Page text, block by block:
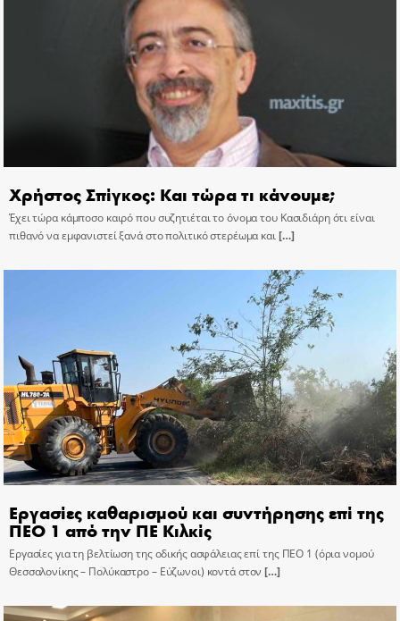
Χρήστος Σπίγκος: Και τώρα τι κάνουμε;
Έχει τώρα κάμποσο καιρό που συζητιέται το όνομα του Κασιδιάρη ότι είναι
πιθανό να εμφανιστεί ξανά στο πολιτικό στερέωμα και[…]
Εργασίες καθαρισμού και συντήρησης επί της
ΠΕΟ 1 από την ΠΕ Κιλκίς
Εργασίες για τη βελτίωση της οδικής ασφάλειας επί της ΠΕΟ 1 (όρια νομού
Θεσσαλονίκης – Πολύκαστρο – Εύζωνοι) κοντά στον […]